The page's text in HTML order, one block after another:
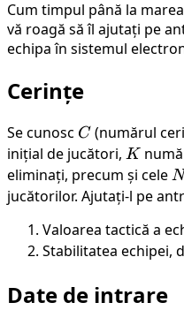
Cum timpul până la
vă roagă să îl ajutați pe
echipa în sistemul
Cerințe
Se cunosc C
C (numărul
inițial de jucători, K
K
eliminați, precum și celeN
N
jucătorilor. Ajutați-l pe
Valoarea tactică a
Stabilitatea echipei,
Date de intrare